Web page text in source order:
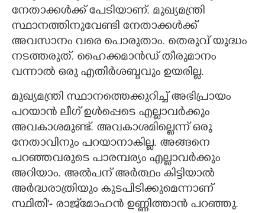
നേതാക്കൾക്ക് പേടിയാണ്. മുഖ്യമന്ത്രി
സ്ഥാനത്തിനുവേണ്ടി നേതാക്കൾക്ക്
അവസാനം വരെ പൊരുതാം. തെരുവ് യുദ്ധം
നടത്തരുത്. ഹൈക്കമാൻഡ് തീരുമാനം
വന്നാൽ ഒരു എതിർശബ്ദവും ഉയരില്ല.
മുഖ്യമന്ത്രി സ്ഥാനത്തെക്കുറിച്ച് അഭിപ്രായം
പറയാൻ ലീഗ് ഉൾപ്പെടെ എല്ലാവർക്കും
അവകാശമുണ്ട്. അവകാശമില്ലെന്ന് ഒരു
നേതാവിനും പറയാനാകില്ല. അങ്ങനെ
പറഞ്ഞവരുടെ പാരമ്പര്യം എല്ലാവർക്കും
അറിയാം. അൽപന് അർത്ഥം കിട്ടിയാൽ
അർദ്ധരാത്രിയും കുടപിടിക്കുമെന്നാണ്
സ്ഥിതി'- രാജ്‌മോഹൻ ഉണ്ണിത്താൻ പറഞ്ഞു.